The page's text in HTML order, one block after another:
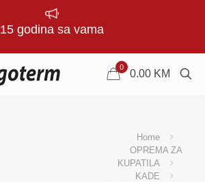
15 godina sa vama
0
0.00 KM
Home
OPREMA ZA
KUPATILA
KADE